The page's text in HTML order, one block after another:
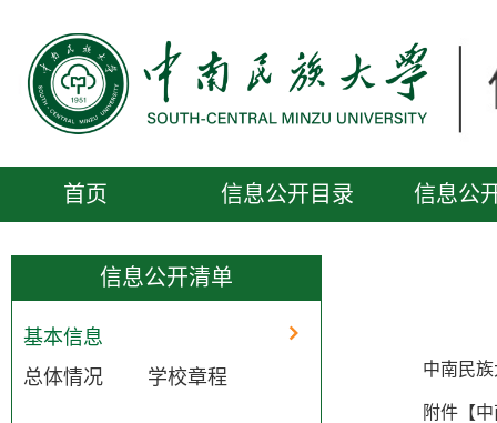
首页 信息公开目录 信息公
信息公开清单
基本信息
总体情况
学校章程 中南民
附件【